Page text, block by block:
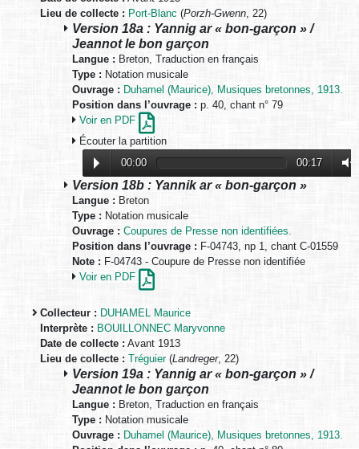
Lieu de collecte : Port-Blanc (Porzh-Gwenn , 22)
Version 18a : Yannig ar « bon-garçon » /
Jeannot le bon garçon
Langue : Breton, Traduction en français
Type : Notation musicale
Ouvrage : Duhamel (Maurice), Musiques bretonnes, 1913.
Position dans l’ouvrage : p. 40, chant n° 79
Voir en PDF
Écouter la partition
00:00
00:17
Version 18b : Yannik ar « bon-garçon »
Langue : Breton
Type : Notation musicale
Ouvrage : Coupures de Presse non identifiées.
Position dans l’ouvrage : F-04743, np 1, chant C-01559
Note : F-04743 - Coupure de Presse non identifiée
Voir en PDF
Collecteur : DUHAMEL Maurice
Interprète : BOUILLONNEC Maryvonne
Date de collecte : Avant 1913
Lieu de collecte : Tréguier(Landreger, 22)
Version 19a : Yannig ar « bon-garçon » /
Jeannot le bon garçon
Langue : Breton, Traduction en français
Type : Notation musicale
Ouvrage : Duhamel (Maurice), Musiques bretonnes, 1913.